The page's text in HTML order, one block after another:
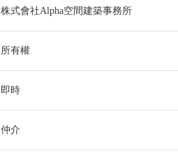
株式會社Alpha空間建築事務所
所有權
即時
仲介